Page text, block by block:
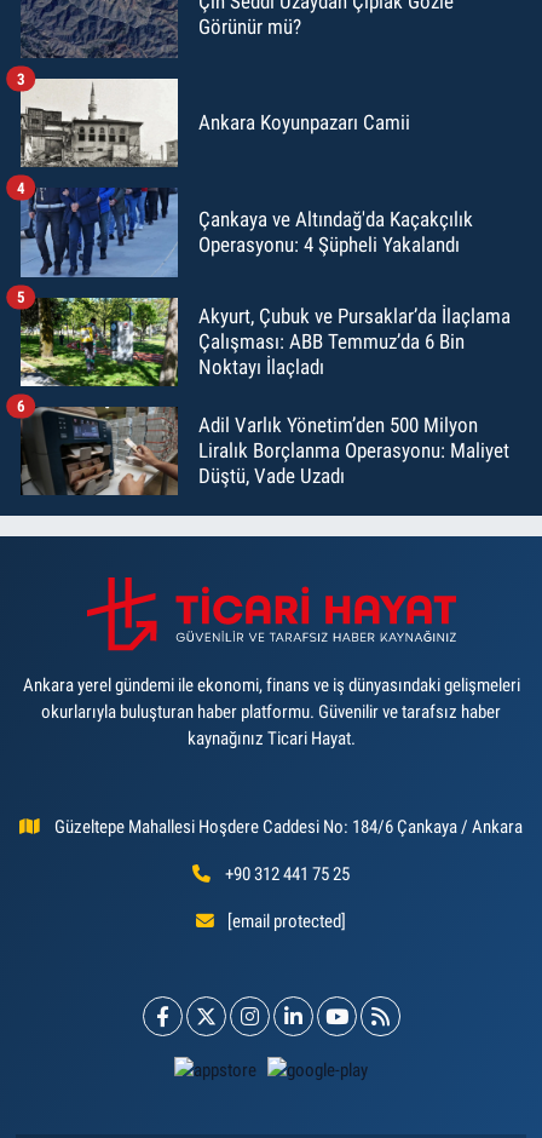
Görünür mü?
Ankara Koyunpazarı Camii
3
Çankaya ve Altındağ'da Kaçakçılık
Operasyonu: 4 Şüpheli Yakalandı
4
Akyurt, Çubuk ve Pursaklar’da İlaçlama
Çalışması: ABB Temmuz’da 6 Bin
Noktayı İlaçladı
5
Adil Varlık Yönetim’den 500 Milyon
Liralık Borçlanma Operasyonu: Maliyet
Düştü, Vade Uzadı
6
Ankara yerel gündemi ile ekonomi, finans ve iş dünyasındaki gelişmeleri
okurlarıyla buluşturan haber platformu. Güvenilir ve tarafsız haber
kaynağınız Ticari Hayat.
Güzeltepe Mahallesi Hoşdere Caddesi No: 184/6 Çankaya / Ankara
+90 312 441 75 25
[email protected]